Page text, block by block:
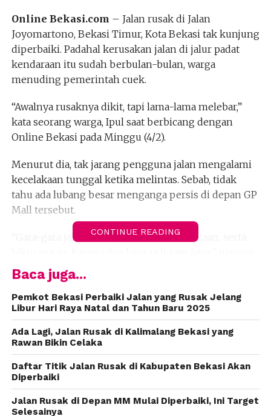
Online Bekasi.com – Jalan rusak di Jalan
Joyomartono, Bekasi Timur, Kota Bekasi tak kunjung
diperbaiki. Padahal kerusakan jalan di jalur padat
kendaraan itu sudah berbulan-bulan, warga
menuding pemerintah cuek.
“Awalnya rusaknya dikit, tapi lama-lama melebar,”
kata seorang warga, Ipul saat berbicang dengan
Online Bekasi pada Minggu (4/2).
Menurut dia, tak jarang pengguna jalan mengalami
kecelakaan tunggal ketika melintas. Sebab, tidak
tahu ada lubang besar menganga persis di depan GP
Mall tersebut.
“Gara-gara jalan rusak jadi rawan kecelakaan, serta
Warga berharap pemerintah Kota Bekasi segera
melakukan perbaikan jalan rusak. Sebab, jika
dibiarkan kerusakan akan semakin parah, dan makin
CONTINUE READING
Baca juga...
Pemkot Bekasi Perbaiki Jalan yang Rusak Jelang
Libur Hari Raya Natal dan Tahun Baru 2025
Ada Lagi, Jalan Rusak di Kalimalang Bekasi yang
Rawan Bikin Celaka
Daftar Titik Jalan Rusak di Kabupaten Bekasi Akan
Diperbaiki
Jalan Rusak di Depan MM Mulai Diperbaiki, Ini Target
Selesainya